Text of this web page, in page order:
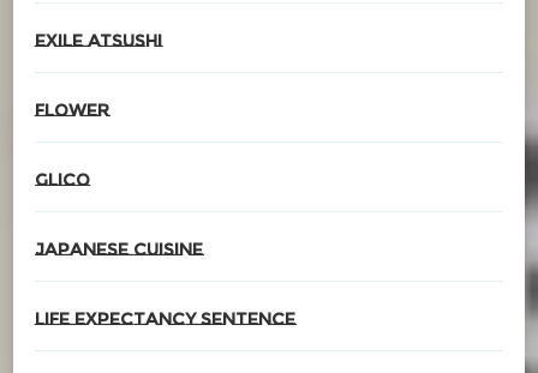
EXILE ATSUSHI
Flower
glico
Japanese cuisine
Life expectancy sentence